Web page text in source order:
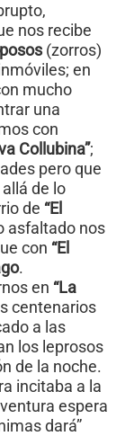
nos recibe
(zorros)
en
mucho
una
con
Collubina”;
pero que
de lo
de “El
asfaltado nos
con “El
.
en “La
centenarios
a las
los leprosos
de la noche.
incitaba a la
espera
dará”